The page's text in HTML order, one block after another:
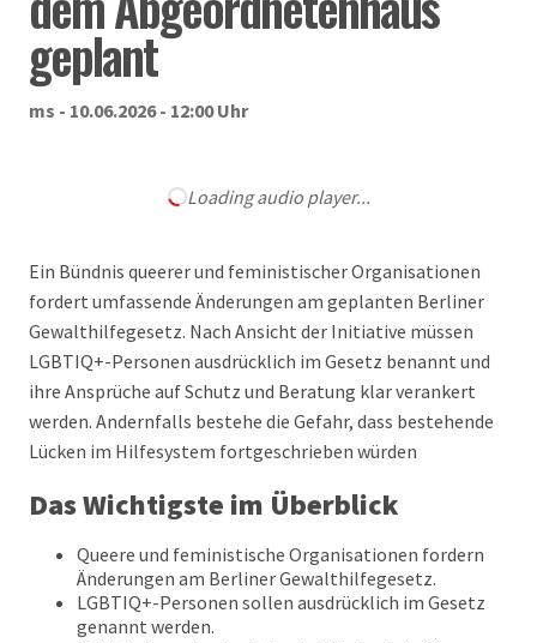
geplant
ms - 10.06.2026 - 12:00 Uhr
Loading audio player...
Ein Bündnis queerer und feministischer Organisationen
fordert umfassende Änderungen am geplanten Berliner
Gewalthilfegesetz. Nach Ansicht der Initiative müssen
LGBTIQ+-Personen ausdrücklich im Gesetz benannt und
ihre Ansprüche auf Schutz und Beratung klar verankert
werden. Andernfalls bestehe die Gefahr, dass bestehende
Lücken im Hilfesystem fortgeschrieben würden
Das Wichtigste im Überblick
Queere und feministische Organisationen fordern
Änderungen am Berliner Gewalthilfegesetz.
LGBTIQ+-Personen sollen ausdrücklich im Gesetz
genannt werden.